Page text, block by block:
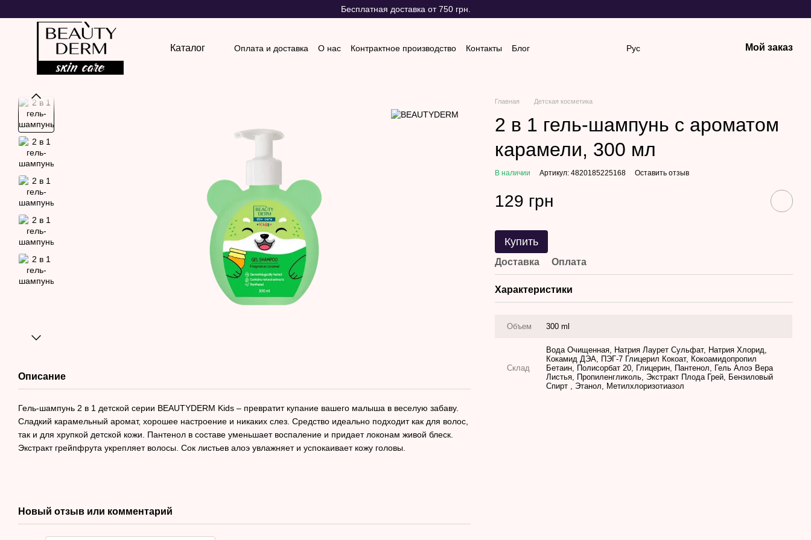
Бесплатная доставка от 750 грн.
Каталог Оплата и доставка О нас Контрактное производство Контакты
Блог
Рус Мой заказ
Описание
Гель-шампунь 2 в 1 детской серии BEAUTYDERM Kids – превратит купание вашего малыша в веселую забаву.
Сладкий карамельный аромат, хорошее настроение и никаких слез. Средство идеально подходит как для волос,
так и для хрупкой детской кожи. Пантенол в составе уменьшает воспаление и придает локонам живой блеск.
Экстракт грейпфрута укрепляет волосы. Сок листьев алоэ увлажняет и успокаивает кожу головы.
Новый отзыв или комментарий
Главная Детская косметика
2 в 1 гель-шампунь с ароматом
карамели, 300 мл
В наличии Артикул: 4820185225168 Оставить отзыв
129 грн
Купить
Доставка Оплата
Характеристики
Объем 300 ml
Склад
Вода Очищенная, Натрия Лаурет Сульфат, Натрия Хлорид,
Кокамид ДЭА, ПЭГ-7 Глицерил Кокоат, Кокоамидопропил
Бетаин, Полисорбат 20, Глицерин, Пантенол, Гель Алоэ Вера
Листья, Пропиленгликоль, Экстракт Плода Грей, Бензиловый
Спирт , Этанол, Метилхлоризотиазол